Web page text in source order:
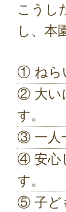
こうし
し、本
① ねら
② 大い
す。
③ 一人
④ 安心
す。
⑤ 子ど